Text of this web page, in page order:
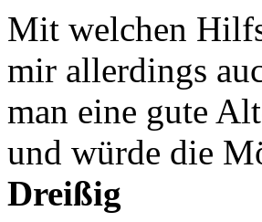
Mit welchen
mir allerdings
man eine gute
und würde die
Dreißig